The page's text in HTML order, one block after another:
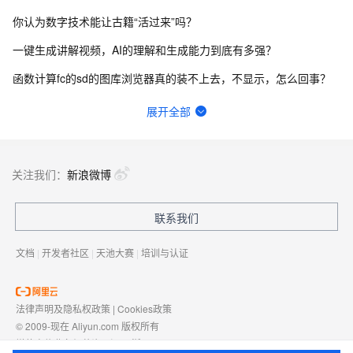
你认为数字技术能让古籍“活过来”吗？
一键生成讲解视频，AI的理解和生成能力到底有多强？
函数计算fc的sd的图库浏览器真的装不上去，不显示，怎么回事？
请问主域名备案了，子域名还要备案吗？
函数计算一键部署ComfyUI绘画平台的优势有哪些？
有没有一种可能，其实你早就在AIGC了？
展开全部
关注我们： 新浪微博
联系我们
文档 | 开发者社区 | 天池大赛 | 培训与认证
法律声明及隐私权政策 | Cookies政策
© 2009-现在 Aliyun.com 版权所有
增值电信业务经营许可证： 浙B2-20080101